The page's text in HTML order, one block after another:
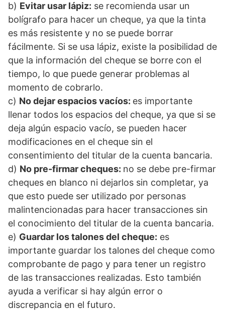
b) Evitar usar lápiz: se recomienda usar un
bolígrafo para hacer un cheque, ya que la tinta
es más resistente y no se puede borrar
fácilmente. Si se usa lápiz, existe la posibilidad de
que la información del cheque se borre con el
tiempo, lo que puede generar problemas al
momento de cobrarlo.
c) No dejar espacios vacíos: es importante
llenar todos los espacios del cheque, ya que si se
deja algún espacio vacío, se pueden hacer
modificaciones en el cheque sin el
consentimiento del titular de la cuenta bancaria.
d) No pre-firmar cheques: no se debe pre-firmar
cheques en blanco ni dejarlos sin completar, ya
que esto puede ser utilizado por personas
malintencionadas para hacer transacciones sin
el conocimiento del titular de la cuenta bancaria.
e) Guardar los talones del cheque: es
importante guardar los talones del cheque como
comprobante de pago y para tener un registro
de las transacciones realizadas. Esto también
ayuda a verificar si hay algún error o
discrepancia en el futuro.